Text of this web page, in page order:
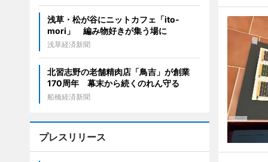
浅草・松が谷にニットカフェ「ito-
mori」 編み物好きが集う場に
浅草経済新聞
北習志野の老舗精肉店「鳥吉」が創業
170周年 幕末から続くのれん守る
船橋経済新聞
プレスリリース